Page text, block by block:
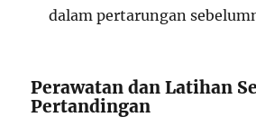
dalam pertarungan
Perawatan dan Latihan
Pertandingan